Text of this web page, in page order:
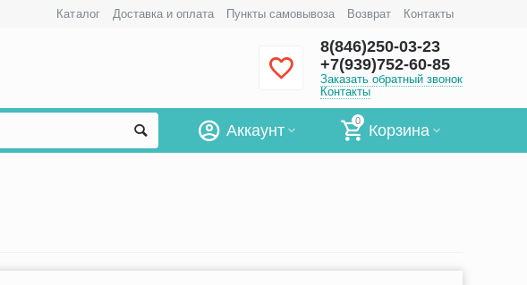
Каталог Доставка и оплата Пункты самовывоза Возврат Контакты
8(846)250-03-23
+7(939)752-60-85
Заказать обратный звонок
Контакты
0
Корзина
Аккаунт